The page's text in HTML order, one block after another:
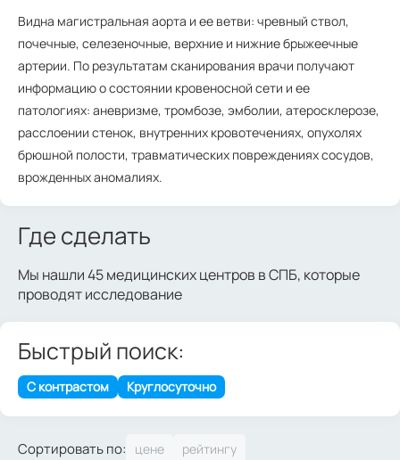
Видна магистральная аорта и ее ветви: чревный ствол,
почечные, селезеночные, верхние и нижние брыжеечные
артерии. По результатам сканирования врачи получают
информацию о состоянии кровеносной сети и ее
патологиях: аневризме, тромбозе, эмболии, атеросклерозе,
расслоении стенок, внутренних кровотечениях, опухолях
брюшной полости, травматических повреждениях сосудов,
врожденных аномалиях.
Где сделать
Мы нашли 45 медицинских центров в СПБ, которые
проводят исследование
Быстрый поиск:
С контрастом Круглосуточно
Сортировать по: